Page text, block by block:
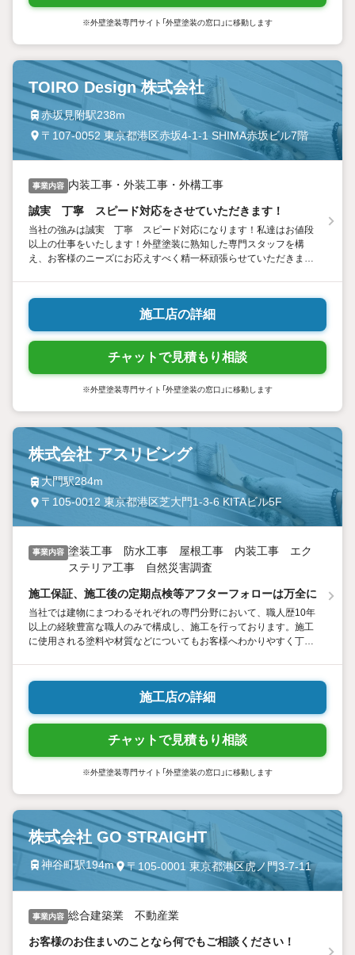
※外壁塗装専門サイト「外壁塗装の窓口」に移動します
TOIRO Design 株式会社
赤坂見附駅238m
〒107-0052 東京都港区赤坂4-1-1 SHIMA赤坂ビル7階
事業内容 内装工事・外装工事・外構工事
誠実 丁寧 スピード対応をさせていただきます！
当社の強みは誠実 丁寧 スピード対応になります！私達はお値段
以上の仕事をいたします！外壁塗装に熟知した専門スタッフを構
え、お客様のニーズにお応えすべく精一杯頑張らせていただきま
施工店の詳細
チャットで見積もり相談
※外壁塗装専門サイト「外壁塗装の窓口」に移動します
株式会社 アスリビング
大門駅284m
〒105-0012 東京都港区芝大門1-3-6 KITAビル5F
事業内容 塗装工事 防水工事 屋根工事 内装工事 エク
ステリア工事 自然災害調査
施工保証、施工後の定期点検等アフターフォローは万全に
当社では建物にまつわるそれぞれの専門分野において、職人歴10年
以上の経験豊富な職人のみで構成し、施工を行っております。施工
に使用される塗料や材質などについてもお客様へわかりやすく丁寧
施工店の詳細
チャットで見積もり相談
※外壁塗装専門サイト「外壁塗装の窓口」に移動します
株式会社 GO STRAIGHT
神谷町駅194m 〒105-0001 東京都港区虎ノ門3-7-11
事業内容 総合建築業 不動産業
お客様のお住まいのことなら何でもご相談ください！